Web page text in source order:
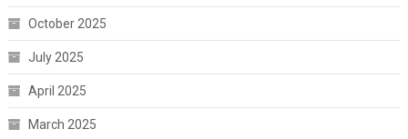
October 2025
July 2025
April 2025
March 2025